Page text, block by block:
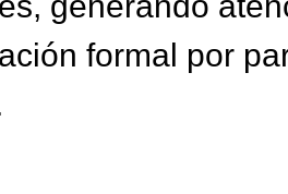
formal por